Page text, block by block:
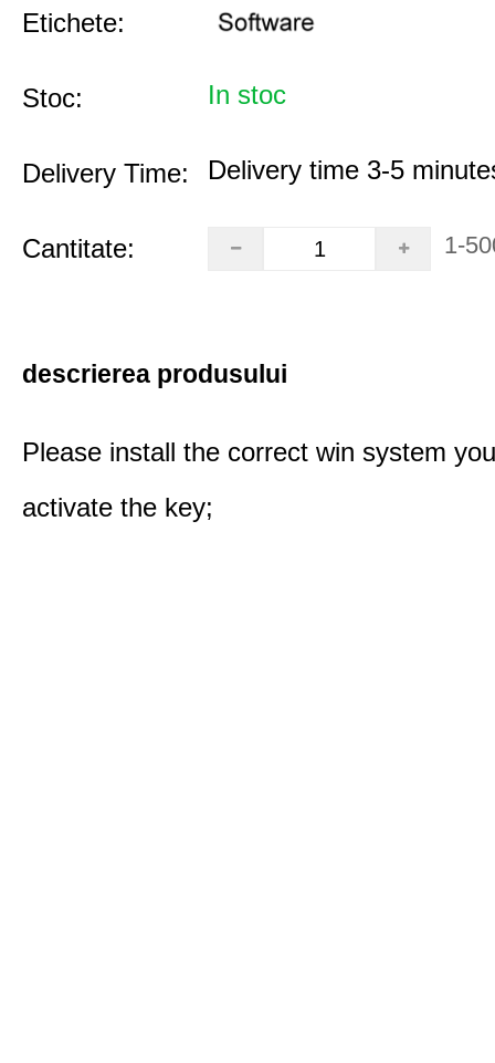
Etichete:
Stoc: In stoc
Delivery Time: Delivery time 3-5
Cantitate: 1-
descrierea produsului
Please install the correct win system
activate the key;